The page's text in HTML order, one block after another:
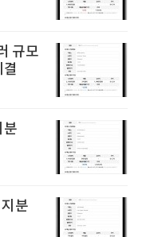
규모
결
분
분